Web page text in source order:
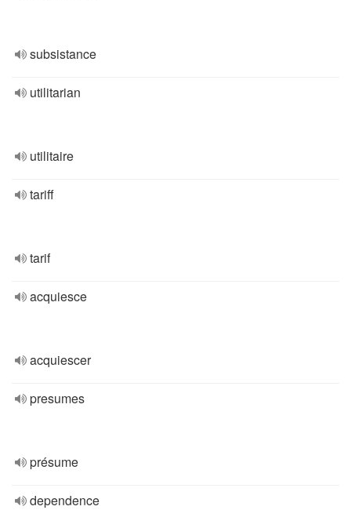
subsistance
utilitarian
utilitaire
tariff
tarif
acquiesce
acquiescer
presumes
présume
dependence